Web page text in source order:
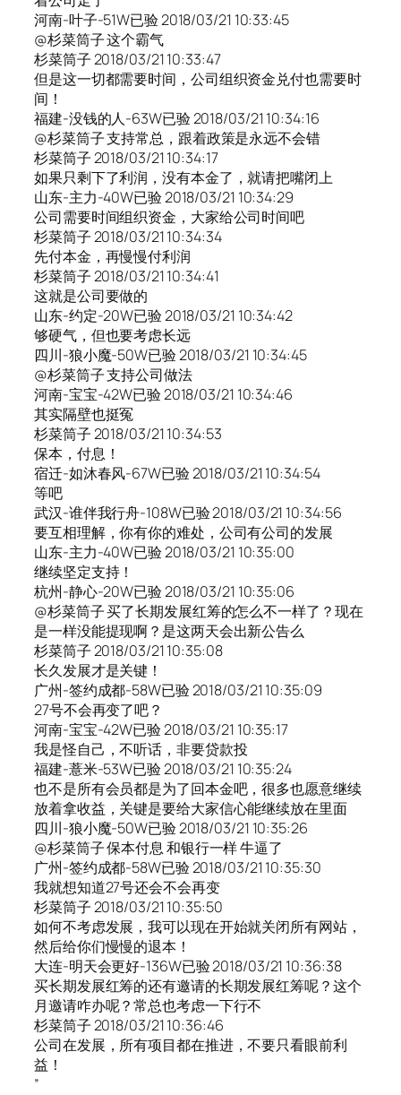
河南-叶子-51W已验 2018/03/21 10:33:45
@杉菜筒子 这个霸气
杉菜筒子 2018/03/21 10:33:47
但是这一切都需要时间，公司组织资金兑付也需要时
间！
福建-没钱的人-63W已验 2018/03/21 10:34:16
@杉菜筒子 支持常总，跟着政策是永远不会错
杉菜筒子 2018/03/21 10:34:17
如果只剩下了利润，没有本金了，就请把嘴闭上
山东-主力-40W已验 2018/03/21 10:34:29
公司需要时间组织资金，大家给公司时间吧
杉菜筒子 2018/03/21 10:34:34
先付本金，再慢慢付利润
杉菜筒子 2018/03/21 10:34:41
这就是公司要做的
山东-约定-20W已验 2018/03/21 10:34:42
够硬气，但也要考虑长远
四川-狼小魔-50W已验 2018/03/21 10:34:45
@杉菜筒子 支持公司做法
河南-宝宝-42W已验 2018/03/21 10:34:46
其实隔壁也挺冤
杉菜筒子 2018/03/21 10:34:53
保本，付息！
宿迁-如沐春风-67W已验 2018/03/21 10:34:54
等吧
武汉-谁伴我行舟-108W已验 2018/03/21 10:34:56
要互相理解，你有你的难处，公司有公司的发展
山东-主力-40W已验 2018/03/21 10:35:00
继续坚定支持！
杭州-静心-20W已验 2018/03/21 10:35:06
@杉菜筒子 买了长期发展红筹的怎么不一样了？现在
是一样没能提现啊？是这两天会出新公告么
杉菜筒子 2018/03/21 10:35:08
长久发展才是关键！
广州-签约成都-58W已验 2018/03/21 10:35:09
27号不会再变了吧？
河南-宝宝-42W已验 2018/03/21 10:35:17
我是怪自己，不听话，非要贷款投
福建-薏米-53W已验 2018/03/21 10:35:24
也不是所有会员都是为了回本金吧，很多也愿意继续
放着拿收益，关键是要给大家信心能继续放在里面
四川-狼小魔-50W已验 2018/03/21 10:35:26
@杉菜筒子 保本付息 和银行一样 牛逼了
广州-签约成都-58W已验 2018/03/21 10:35:30
我就想知道27号还会不会再变
杉菜筒子 2018/03/21 10:35:50
如何不考虑发展，我可以现在开始就关闭所有网站，
然后给你们慢慢的退本！
大连-明天会更好-136W已验 2018/03/21 10:36:38
买长期发展红筹的还有邀请的长期发展红筹呢？这个
月邀请咋办呢？常总也考虑一下行不
杉菜筒子 2018/03/21 10:36:46
公司在发展，所有项目都在推进，不要只看眼前利
益！
”